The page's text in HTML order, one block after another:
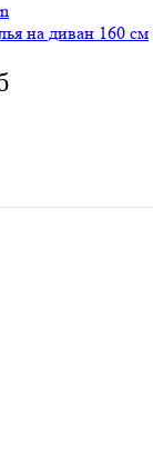
на диван 160 см